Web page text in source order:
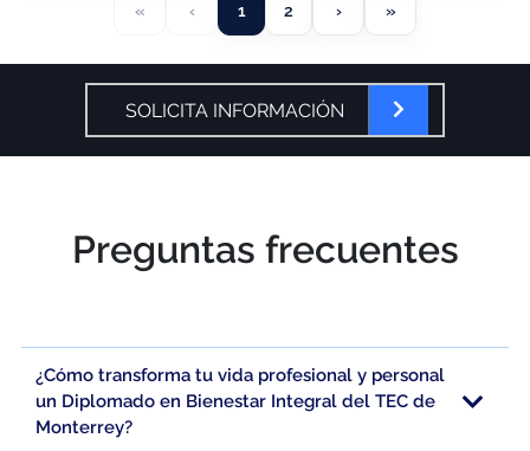
« ‹ 1 2 › »
SOLICITA INFORMACIÓN
Preguntas frecuentes
¿Cómo transforma tu vida profesional y personal
un Diplomado en Bienestar Integral del TEC de
Monterrey?